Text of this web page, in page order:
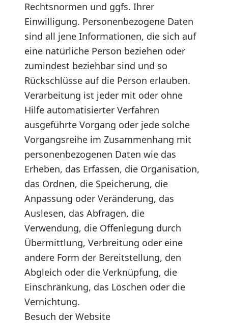
Rechtsnormen und ggfs. Ihrer
Einwilligung. Personenbezogene Daten
sind all jene Informationen, die sich auf
eine natürliche Person beziehen oder
zumindest beziehbar sind und so
Rückschlüsse auf die Person erlauben.
Verarbeitung ist jeder mit oder ohne
Hilfe automatisierter Verfahren
ausgeführte Vorgang oder jede solche
Vorgangsreihe im Zusammenhang mit
personenbezogenen Daten wie das
Erheben, das Erfassen, die Organisation,
das Ordnen, die Speicherung, die
Anpassung oder Veränderung, das
Auslesen, das Abfragen, die
Verwendung, die Offenlegung durch
Übermittlung, Verbreitung oder eine
andere Form der Bereitstellung, den
Abgleich oder die Verknüpfung, die
Einschränkung, das Löschen oder die
Vernichtung.
Besuch der Website